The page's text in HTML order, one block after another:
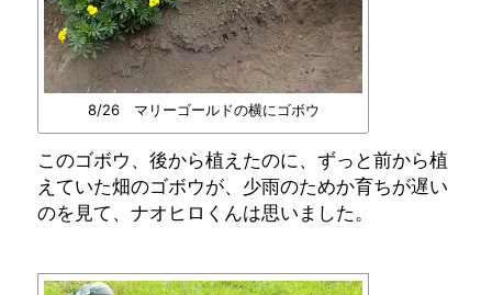
8/26 マリーゴールドの横にゴボウ
このゴボウ、後から植えたのに、ずっと前から植
えていた畑のゴボウが、少雨のためか育ちが遅い
のを見て、ナオヒロくんは思いました。